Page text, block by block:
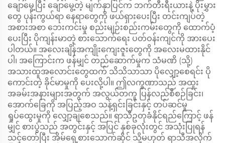
ချောမွေ့ပြီး ချောမွေ့တဲ့ မျက်နှာပြင်က ဘက်တီးရီးယားနဲ့ ပိုးမွှား
တွေ ပုန်းကွယ်ရာ နေရာတွေကို ဖယ်ရှားပေးပြီး တင်းကျပ်တဲ့
အစားအစာ ဘေးကင်းမှု စည်းမျဉ်းစည်းကမ်းတွေကို ထောက်ပံ့
ပေးပြီး ပိုကျန်းမာတဲ့ စားသောက်ရေး ပတ်ဝန်းကျင်ကို အားပေး
ပါတယ်။ အလေးချိန်အကျိုးကျေးဇူးတွေကို အလေးမထားနိုင်
ပါ၊ အကြောင်းက ဖန်မျှင် တည်ဆောက်မှုက သံမဏိ (သို့)
အသားထူအလောင်းတွေထက် သိသိသာသာ ပိုလျှော့စေရင်း ပို
ကောင်းတဲ့ ခိုင်မာမှုကို ပေးလို့ပါ။ ဤလက္ခဏာသည် အထူး
အခမ်းအနားများအတွက် အလွယ်တကူ ပြန်လည်စီစဉ်ခြင်း၊
အောက်ခြေကို အပြည့်အဝ သန့်ရှင်းခြင်းနှင့် တပ်ဆင်မှု
ရှုပ်ထွေးမှုကို လျှော့ချစေသည်။ ရာသီဥတုခံနိုင်ရည်ကြောင့် ဖန်
မျှင် စားပွဲသည် အတွင်းနှင့် အပြင် နှစ်ခုလုံးတွင် အသုံးပြုရန်
သင့်တော်ပြီး အိမ်ရှေ့စားသောက်ဆိုင် သို့မဟုတ် ရာသီအလိုက်